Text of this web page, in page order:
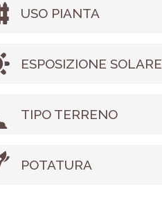
USO PIANTA
ESPOSIZIONE SOLARE
TIPO TERRENO
POTATURA